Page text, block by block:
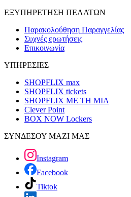
ΕΞΥΠΗΡΕΤΗΣΗ ΠΕΛΑΤΩΝ
Παρακολούθηση Παραγγελίας
Συχνές ερωτήσεις
Επικοινωνία
ΥΠΗΡΕΣΙΕΣ
SHOPFLIX max
SHOPFLIX tickets
SHOPFLIX ΜΕ ΤΗ ΜΙΑ
Clever Point
BOX NOW Lockers
ΣΥΝΔΕΣΟΥ ΜΑΖΙ ΜΑΣ
Instagram
Facebook
Tiktok